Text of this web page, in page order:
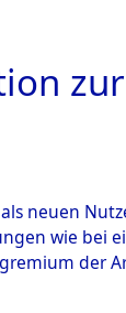
neuen
wie bei
der